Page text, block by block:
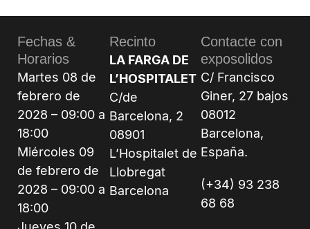
Fechas &
Horarios
Martes 08 de
febrero de
2028 – 09:00 a
18:00
Miércoles 09
de febrero de
2028 – 09:00 a
18:00
Recinto
LA FARGA DE
L’HOSPITALET
C/de
Barcelona, 2
08901
L’Hospitalet de
Llobregat
Barcelona
Contacte con
exposolidos
C/ Francisco
Giner, 27 bajos
08012
Barcelona,
España.
(+34) 93 238
68 68